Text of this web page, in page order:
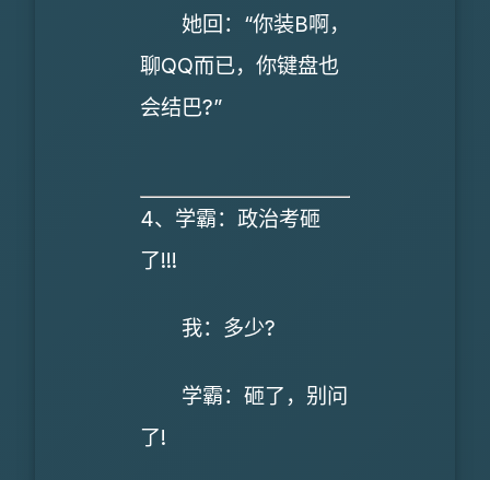
她回：“你装B啊，
聊QQ而已，你键盘也
会结巴?”
4、学霸：政治考砸
了!!!
我：多少?
学霸：砸了，别问
了!